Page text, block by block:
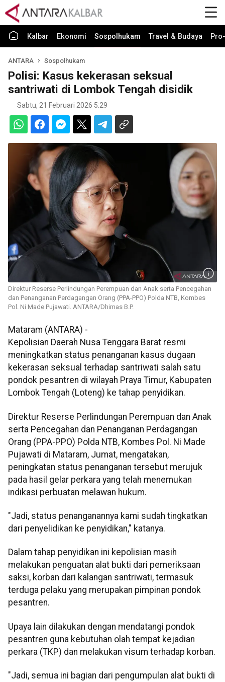
Kalbar Ekonomi Sospolhukam Travel & Budaya
ANTARA Sospolhukam
Polisi: Kasus kekerasan seksual
santriwati di Lombok Tengah disidik
Sabtu, 21 Februari 2026 5:29
Direktur Reserse Perlindungan Perempuan dan Anak serta Pencegahan
dan Penanganan Perdagangan Orang (PPA-PPO) Polda NTB, Kombes
Pol. Ni Made Pujawati. ANTARA/Dhimas B.P.
Mataram (ANTARA) -
Kepolisian Daerah Nusa Tenggara Barat resmi
meningkatkan status penanganan kasus dugaan
kekerasan seksual terhadap santriwati salah satu
pondok pesantren di wilayah Praya Timur, Kabupaten
Lombok Tengah (Loteng) ke tahap penyidikan.
Direktur Reserse Perlindungan Perempuan dan Anak
serta Pencegahan dan Penanganan Perdagangan
Orang (PPA-PPO) Polda NTB, Kombes Pol. Ni Made
Pujawati di Mataram, Jumat, mengatakan,
peningkatan status penanganan tersebut merujuk
pada hasil gelar perkara yang telah menemukan
indikasi perbuatan melawan hukum.
"Jadi, status penanganannya kami sudah tingkatkan
dari penyelidikan ke penyidikan," katanya.
Dalam tahap penyidikan ini kepolisian masih
melakukan penguatan alat bukti dari pemeriksaan
saksi, korban dari kalangan santriwati, termasuk
terduga pelaku yang merupakan pimpinan pondok
pesantren.
Upaya lain dilakukan dengan mendatangi pondok
pesantren guna kebutuhan olah tempat kejadian
perkara (TKP) dan melakukan visum terhadap korban.
"Jadi, semua ini bagian dari pengumpulan alat bukti di